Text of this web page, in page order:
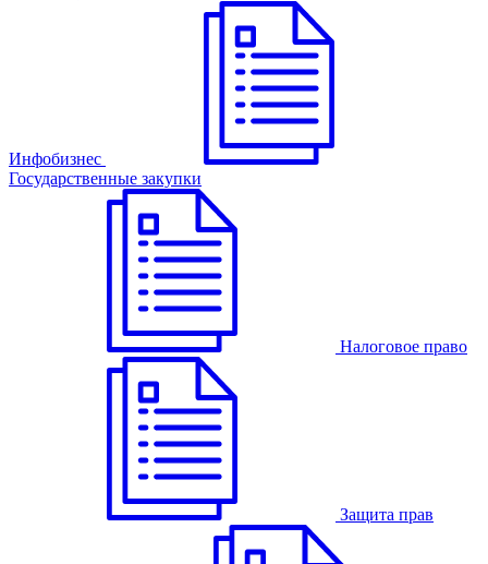
Инфобизнес
Государственные закупки
Налоговое право
Защита прав